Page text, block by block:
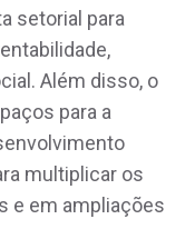
setorial para
Além disso, o
para a
multiplicar os
e em ampliações